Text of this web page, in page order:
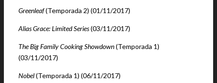
Greenleaf(Temporada 2) (01/11/2017)
Alias Grace: Limited Series(03/11/2017)
The Big Family Cooking Showdown(Temporada 1)
(03/11/2017)
Nobel(Temporada 1) (06/11/2017)